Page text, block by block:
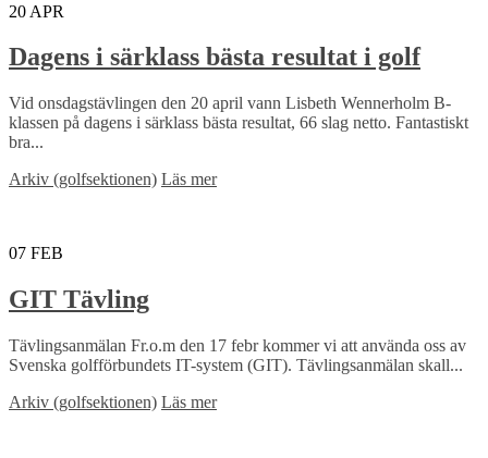
20 APR
Dagens i särklass bästa resultat i golf
Vid onsdagstävlingen den 20 april vann Lisbeth Wennerholm B-
klassen på dagens i särklass bästa resultat, 66 slag netto. Fantastiskt
bra...
Arkiv (golfsektionen) Läs mer
07 FEB
GIT Tävling
Tävlingsanmälan Fr.o.m den 17 febr kommer vi att använda oss av
Svenska golfförbundets IT-system (GIT). Tävlingsanmälan skall...
Arkiv (golfsektionen) Läs mer